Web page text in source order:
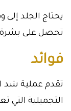
يحتاج الجلد
تحصل على بشرة
فوائد
تقدم عملية شد
التجميلية التي